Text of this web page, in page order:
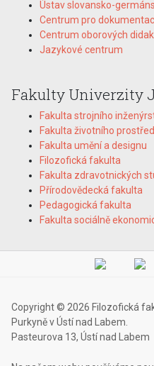
Ústav slovansko-
Centrum pro
Centrum oborových
Jazykové centrum
Fakulty Univerzity
Fakulta strojního
Fakulta životního
Fakulta umění a designu
Filozofická fakulta
Fakulta zdravotnických
Přírodovědecká fakulta
Pedagogická fakulta
Fakulta sociálně
Copyright © 2026 Filozofická
Purkyně v Ústí nad Labem.
Pasteurova 13, Ústí nad Labem